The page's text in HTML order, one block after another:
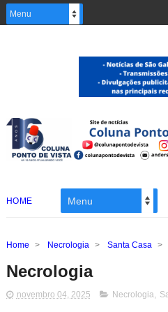
HOME
Home > Necrologia > Santa Casa >
Necrologia
novembro 04, 2025 Necrologia,